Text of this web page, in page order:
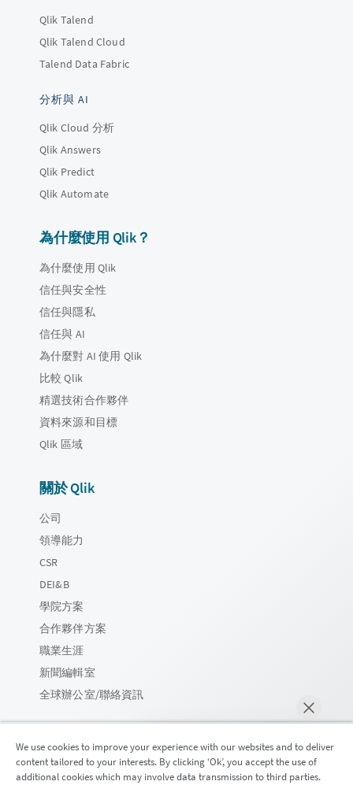
Qlik Talend
Qlik Talend Cloud
Talend Data Fabric
分析與 AI
Qlik Cloud 分析
Qlik Answers
Qlik Predict
Qlik Automate
為什麼使用 Qlik？
為什麼使用 Qlik
信任與安全性
信任與隱私
信任與 AI
為什麼對 AI 使用 Qlik
比較 Qlik
精選技術合作夥伴
資料來源和目標
Qlik 區域
關於 Qlik
公司
領導能力
CSR
DEI&B
學院方案
合作夥伴方案
職業生涯
新聞編輯室
全球辦公室/聯絡資訊
Qlik 社群
We use cookies to improve your experience with our websites and to deliver
content tailored to your interests. By clicking ‘Ok’, you accept the use of
additional cookies which may involve data transmission to third parties.